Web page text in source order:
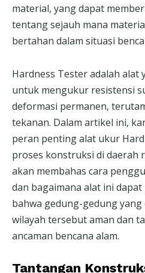
material, yang dapat
tentang sejauh mana
bertahan dalam situasi
Hardness Tester adalah alat
untuk mengukur resistensi
deformasi permanen,
tekanan. Dalam artikel ini,
peran penting alat ukur
proses konstruksi di daerah
akan membahas cara
dan bagaimana alat ini
bahwa gedung-gedung
wilayah tersebut aman dan
ancaman bencana alam.
Tantangan